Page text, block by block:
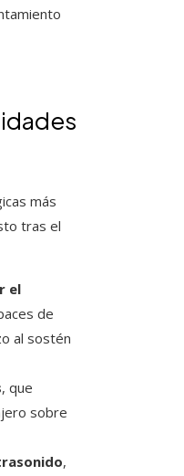
más
tras el
el
de
al sostén
, que
sobre
,